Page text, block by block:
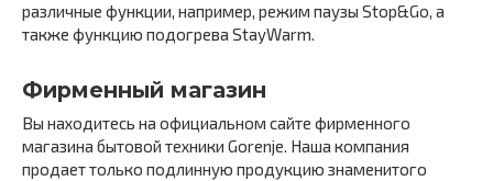
различные функции, например, режим паузы Stop&Go, а
также функцию подогрева StayWarm.
Фирменный магазин
Вы находитесь на официальном сайте фирменного
магазина бытовой техники Gorenje. Наша компания
продает только подлинную продукцию знаменитого